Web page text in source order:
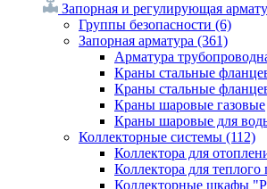
Запорная и регулирующая
Группы безопасности (6)
Запорная арматура (361)
Арматура
Краны стальные
Краны стальные
Краны шаровые газовые
Краны шаровые для
Коллекторные системы (112)
Коллектора для
Коллектора для теплого
Коллекторные шкафы